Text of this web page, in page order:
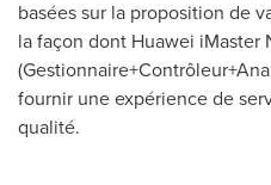
basées sur la proposition de
la façon dont Huawei iMaster
fournir une expérience de
qualité.